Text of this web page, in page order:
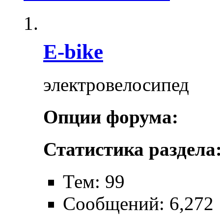
E-bike
электровелосипед
Опции форума:
Статистика
Тем: 99
Сообщений: 6,272